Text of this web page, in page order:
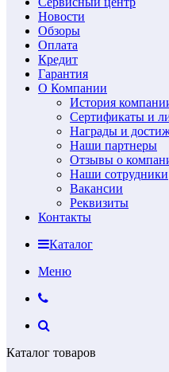
Новости
Обзоры
Оплата
Кредит
Гарантия
О Компании
История
Сертификаты и
Награды и
Наши партнеры
Отзывы о
Наши сотрудники
Вакансии
Реквизиты
Контакты
Каталог
Меню
Каталог товаров